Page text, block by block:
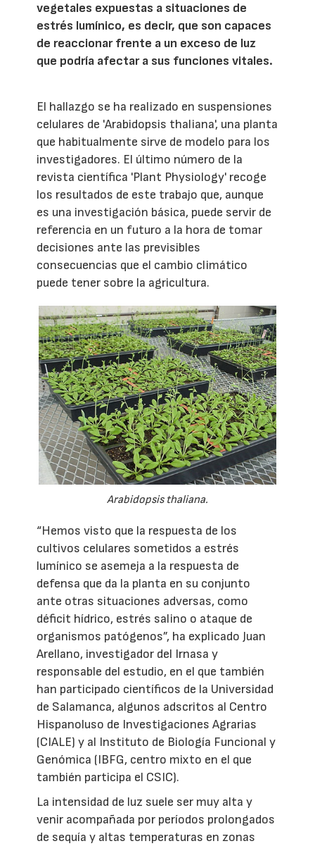
vegetales expuestas a situaciones de
estrés lumínico, es decir, que son capaces
de reaccionar frente a un exceso de luz
que podría afectar a sus funciones vitales.
El hallazgo se ha realizado en suspensiones
celulares de 'Arabidopsis thaliana', una planta
que habitualmente sirve de modelo para los
investigadores. El último número de la
revista científica 'Plant Physiology' recoge
los resultados de este trabajo que, aunque
es una investigación básica, puede servir de
referencia en un futuro a la hora de tomar
decisiones ante las previsibles
consecuencias que el cambio climático
puede tener sobre la agricultura.
Arabidopsis thaliana.
“Hemos visto que la respuesta de los
cultivos celulares sometidos a estrés
lumínico se asemeja a la respuesta de
defensa que da la planta en su conjunto
ante otras situaciones adversas, como
déficit hídrico, estrés salino o ataque de
organismos patógenos”, ha explicado Juan
Arellano, investigador del Irnasa y
responsable del estudio, en el que también
han participado científicos de la Universidad
de Salamanca, algunos adscritos al Centro
Hispanoluso de Investigaciones Agrarias
(CIALE) y al Instituto de Biología Funcional y
Genómica (IBFG, centro mixto en el que
también participa el CSIC).
La intensidad de luz suele ser muy alta y
venir acompañada por períodos prolongados
de sequía y altas temperaturas en zonas